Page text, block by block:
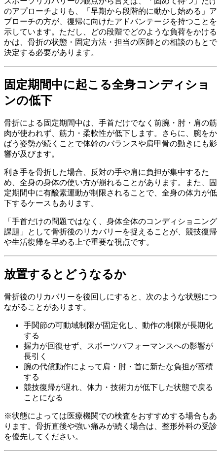
のアプローチよりも、「早期から段階的に動かし始める」ア
プローチの方が、復帰に向けたアドバンテージを持つことを
示しています。ただし、どの段階でどのような負荷をかける
かは、骨折の状態・固定方法・担当の医師との相談のもとで
決定する必要があります。
固定期間中に起こる全身コンディショ
ンの低下
骨折による固定期間中は、手首だけでなく前腕・肘・肩の筋
肉が使われず、筋力・柔軟性が低下します。さらに、腕をか
ばう姿勢が続くことで体幹のバランスや肩甲骨の動きにも影
響が及びます。
利き手を骨折した場合、反対の手や肩に負担が集中するた
め、全身の身体の使い方が崩れることがあります。また、固
定期間中に有酸素運動が制限されることで、全身の体力が低
下するケースもあります。
「手首だけの問題ではなく、身体全体のコンディショニング
課題」として骨折後のリカバリーを捉えることが、競技復帰
や生活復帰を早める上で重要な視点です。
放置するとどうなるか
骨折後のリカバリーを後回しにすると、次のような状態につ
ながることがあります。
手関節の可動域制限が固定化し、動作の制限が長期化
する
握力が回復せず、スポーツパフォーマンスへの影響が
長引く
腕の代償動作によって肩・肘・首に新たな負担が蓄積
する
競技復帰が遅れ、体力・技術力が低下した状態で戻る
ことになる
※状態によっては医療機関での検査をおすすめする場合もあ
ります。骨折直後や強い痛みが続く場合は、整形外科の受診
を優先してください。